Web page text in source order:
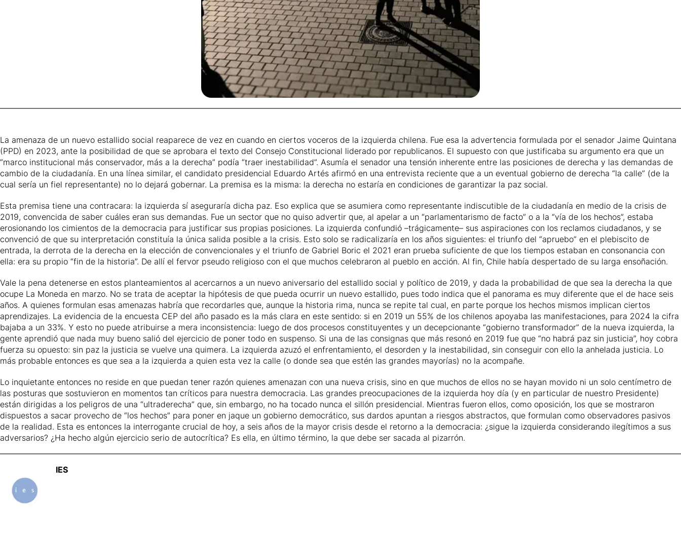
La amenaza de un nuevo estallido social reaparece de vez en cuando en ciertos voceros de la izquierda chilena. Fue esa la advertencia formulada por el senador Jaime Quintana
(PPD) en 2023, ante la posibilidad de que se aprobara el texto del Consejo Constitucional liderado por republicanos. El supuesto con que justificaba su argumento era que un
“marco institucional más conservador, más a la derecha” podía “traer inestabilidad”. Asumía el senador una tensión inherente entre las posiciones de derecha y las demandas de
cambio de la ciudadanía. En una línea similar, el candidato presidencial Eduardo Artés afirmó en una entrevista reciente que a un eventual gobierno de derecha “la calle” (de la
cual sería un fiel representante) no lo dejará gobernar. La premisa es la misma: la derecha no estaría en condiciones de garantizar la paz social.
Esta premisa tiene una contracara: la izquierda sí aseguraría dicha paz. Eso explica que se asumiera como representante indiscutible de la ciudadanía en medio de la crisis de
2019, convencida de saber cuáles eran sus demandas. Fue un sector que no quiso advertir que, al apelar a un “parlamentarismo de facto” o a la “vía de los hechos”, estaba
erosionando los cimientos de la democracia para justificar sus propias posiciones. La izquierda confundió –trágicamente– sus aspiraciones con los reclamos ciudadanos, y se
convenció de que su interpretación constituía la única salida posible a la crisis. Esto solo se radicalizaría en los años siguientes: el triunfo del “apruebo” en el plebiscito de
entrada, la derrota de la derecha en la elección de convencionales y el triunfo de Gabriel Boric el 2021 eran prueba suficiente de que los tiempos estaban en consonancia con
ella: era su propio “fin de la historia”. De allí el fervor pseudo religioso con el que muchos celebraron al pueblo en acción. Al fin, Chile había despertado de su larga ensoñación.
Vale la pena detenerse en estos planteamientos al acercarnos a un nuevo aniversario del estallido social y político de 2019, y dada la probabilidad de que sea la derecha la que
ocupe La Moneda en marzo. No se trata de aceptar la hipótesis de que pueda ocurrir un nuevo estallido, pues todo indica que el panorama es muy diferente que el de hace seis
años. A quienes formulan esas amenazas habría que recordarles que, aunque la historia rima, nunca se repite tal cual, en parte porque los hechos mismos implican ciertos
aprendizajes. La evidencia de la encuesta CEP del año pasado es la más clara en este sentido: si en 2019 un 55% de los chilenos apoyaba las manifestaciones, para 2024 la cifra
bajaba a un 33%. Y esto no puede atribuirse a mera inconsistencia: luego de dos procesos constituyentes y un decepcionante “gobierno transformador” de la nueva izquierda, la
gente aprendió que nada muy bueno salió del ejercicio de poner todo en suspenso. Si una de las consignas que más resonó en 2019 fue que “no habrá paz sin justicia”, hoy cobra
fuerza su opuesto: sin paz la justicia se vuelve una quimera. La izquierda azuzó el enfrentamiento, el desorden y la inestabilidad, sin conseguir con ello la anhelada justicia. Lo
más probable entonces es que sea a la izquierda a quien esta vez la calle (o donde sea que estén las grandes mayorías) no la acompañe.
Lo inquietante entonces no reside en que puedan tener razón quienes amenazan con una nueva crisis, sino en que muchos de ellos no se hayan movido ni un solo centímetro de
las posturas que sostuvieron en momentos tan críticos para nuestra democracia. Las grandes preocupaciones de la izquierda hoy día (y en particular de nuestro Presidente)
están dirigidas a los peligros de una “ultraderecha” que, sin embargo, no ha tocado nunca el sillón presidencial. Mientras fueron ellos, como oposición, los que se mostraron
dispuestos a sacar provecho de “los hechos” para poner en jaque un gobierno democrático, sus dardos apuntan a riesgos abstractos, que formulan como observadores pasivos
de la realidad. Esta es entonces la interrogante crucial de hoy, a seis años de la mayor crisis desde el retorno a la democracia: ¿sigue la izquierda considerando ilegítimos a sus
adversarios? ¿Ha hecho algún ejercicio serio de autocrítica? Es ella, en último término, la que debe ser sacada al pizarrón.
IES